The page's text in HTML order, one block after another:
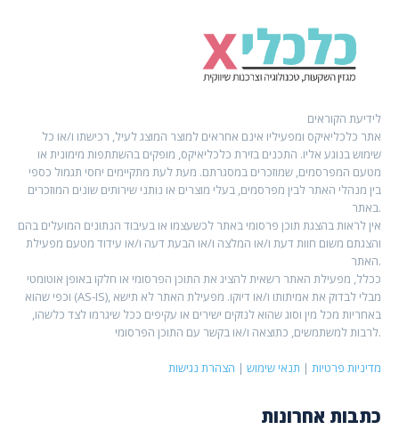
לידיעת הקוראים
אתר כלכליאיקס ומפעיליו אינם אחראים למוצר המוצג לעיל, רכישתו ו/או כל
שימוש בנוגע אליו. התכנים בזירת כלכליאיקס, מופקים בהשתתפות מימונית או
מטעם המפרסמים, שמוזכרים במסגרתם. מעת לעת מתקיימים יחסי תגמול כספי
בין מנהלי האתר לבין מפרסמים, בעלי מוצרים או נותני שירותים שונים המוזכרים
באתר.
אין לראות בהצגת תוכן פרסומי באתר לכשעצמו או בעיבוד הנתונים המועלים בהם
והצגתם משום חוות דעת ו/או המלצה ו/או הבעת דעה ו/או עידוד מטעם מפעילת
האתר.
ככלל, מפעילת האתר רשאית להציג את התוכן הפרסומי או חלקו באופן אוטומטי
וכפי שהוא (AS-IS), מבלי לבדוק את אמיתותו ו/או דיוקו. מפעילת האתר לא תישא
באחריות מכל מין וסוג שהוא לנזקים ישירים או עקיפים ככל שיגרמו לצד כלשהו,
לרבות למשתמשים, כתוצאה ו/או בקשר עם התוכן הפרסומי.
מדיניות פרטיות | תנאי שימוש | הצהרת נגישות
כתבות אחרונות